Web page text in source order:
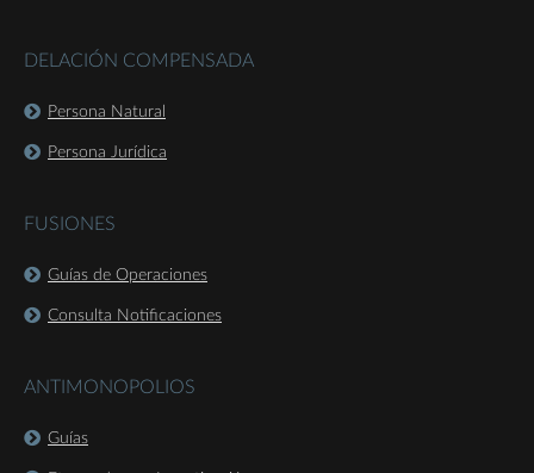
DELACIÓN COMPENSADA
Persona Natural
Persona Jurídica
FUSIONES
Guías de Operaciones
Consulta Notificaciones
ANTIMONOPOLIOS
Guías